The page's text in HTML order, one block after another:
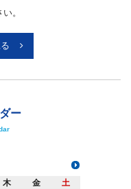
。
ー
木 金 土